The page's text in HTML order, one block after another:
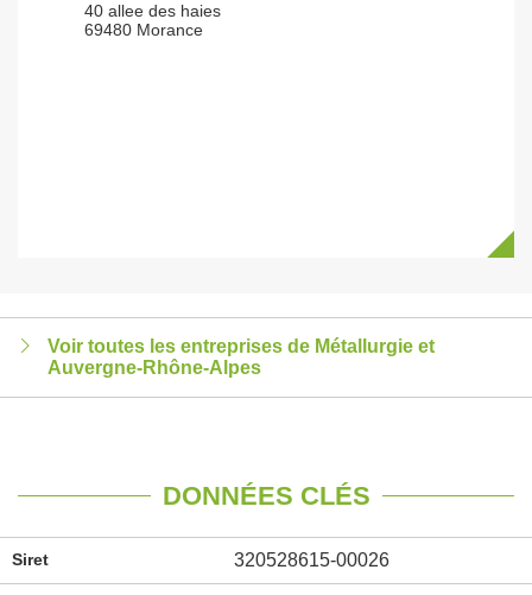
40 allee des haies
69480 Morance
Voir toutes les entreprises de Métallurgie et
Auvergne-Rhône-Alpes
DONNÉES CLÉS
Siret 320528615-00026